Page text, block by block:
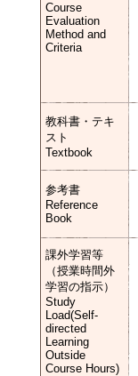
Course
Evaluation
Method and
Criteria
教科書・テキ
スト
Textbook
参考書
Reference
Book
課外学習等
（授業時間外
学習の指示）
Study
Load(Self-
directed
Learning
Outside
Course Hours)